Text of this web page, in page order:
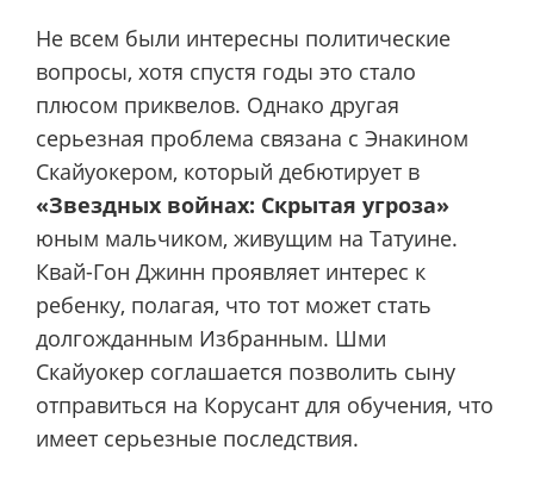
Не всем были интересны политические
вопросы, хотя спустя годы это стало
плюсом приквелов. Однако другая
серьезная проблема связана с Энакином
Скайуокером, который дебютирует в
«Звездных войнах: Скрытая угроза»
юным мальчиком, живущим на Татуине.
Квай-Гон Джинн проявляет интерес к
ребенку, полагая, что тот может стать
долгожданным Избранным. Шми
Скайуокер соглашается позволить сыну
отправиться на Корусант для обучения, что
имеет серьезные последствия.